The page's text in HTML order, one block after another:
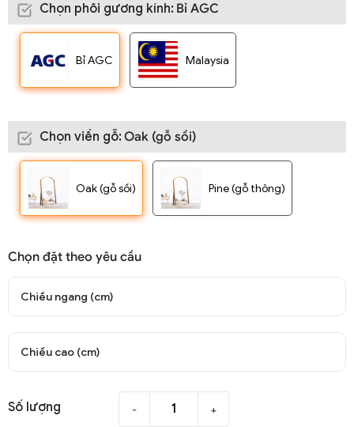
Chọn phôi gương kính: Bỉ AGC
Bỉ AGC Malaysia
Chọn viền gỗ: Oak (gỗ sồi)
Oak (gỗ sồi) Pine (gỗ thông)
Chọn đặt theo yêu cầu
Chiều ngang (cm)
Chiều cao (cm)
Số lượng - +